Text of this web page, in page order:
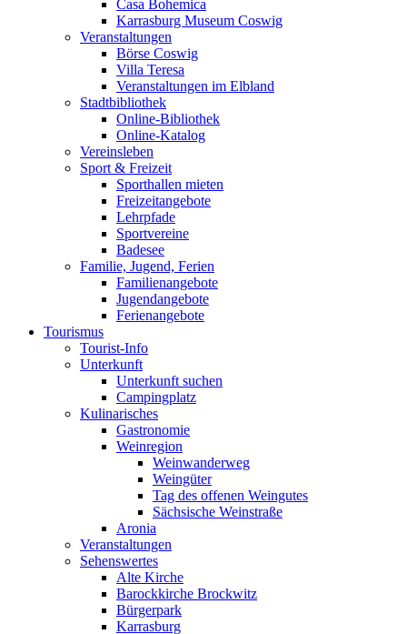
Casa Bohemica
Karrasburg Museum Coswig
Veranstaltungen
Börse Coswig
Villa Teresa
Veranstaltungen im Elbland
Stadtbibliothek
Online-Bibliothek
Online-Katalog
Vereinsleben
Sport & Freizeit
Sporthallen mieten
Freizeitangebote
Lehrpfade
Sportvereine
Badesee
Familie, Jugend, Ferien
Familienangebote
Jugendangebote
Ferienangebote
Tourismus
Tourist-Info
Unterkunft
Unterkunft suchen
Campingplatz
Kulinarisches
Gastronomie
Weinregion
Weinwanderweg
Weingüter
Tag des offenen Weingutes
Sächsische Weinstraße
Aronia
Veranstaltungen
Sehenswertes
Alte Kirche
Barockkirche Brockwitz
Bürgerpark
Karrasburg